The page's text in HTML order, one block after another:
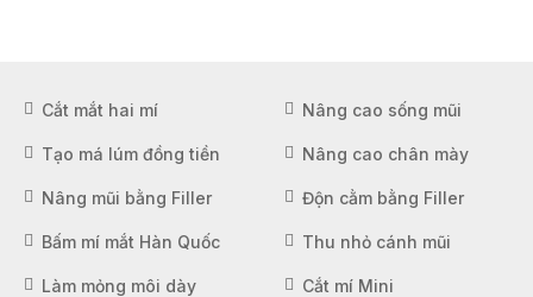
Cắt mắt hai mí Nâng cao sống mũi
Tạo má lúm đồng tiền Nâng cao chân mày
Nâng mũi bằng Filler Độn cằm bằng Filler
Bấm mí mắt Hàn Quốc Thu nhỏ cánh mũi
Làm mỏng môi dày Cắt mí Mini